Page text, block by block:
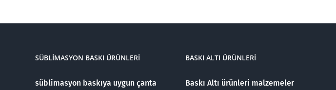
SÜBLIMASYON BASKI ÜRÜNLERI
süblimasyon baskıya uygun çanta
BASKI ALTI ÜRÜNLERI
Baskı Altı ürünleri malzemeler